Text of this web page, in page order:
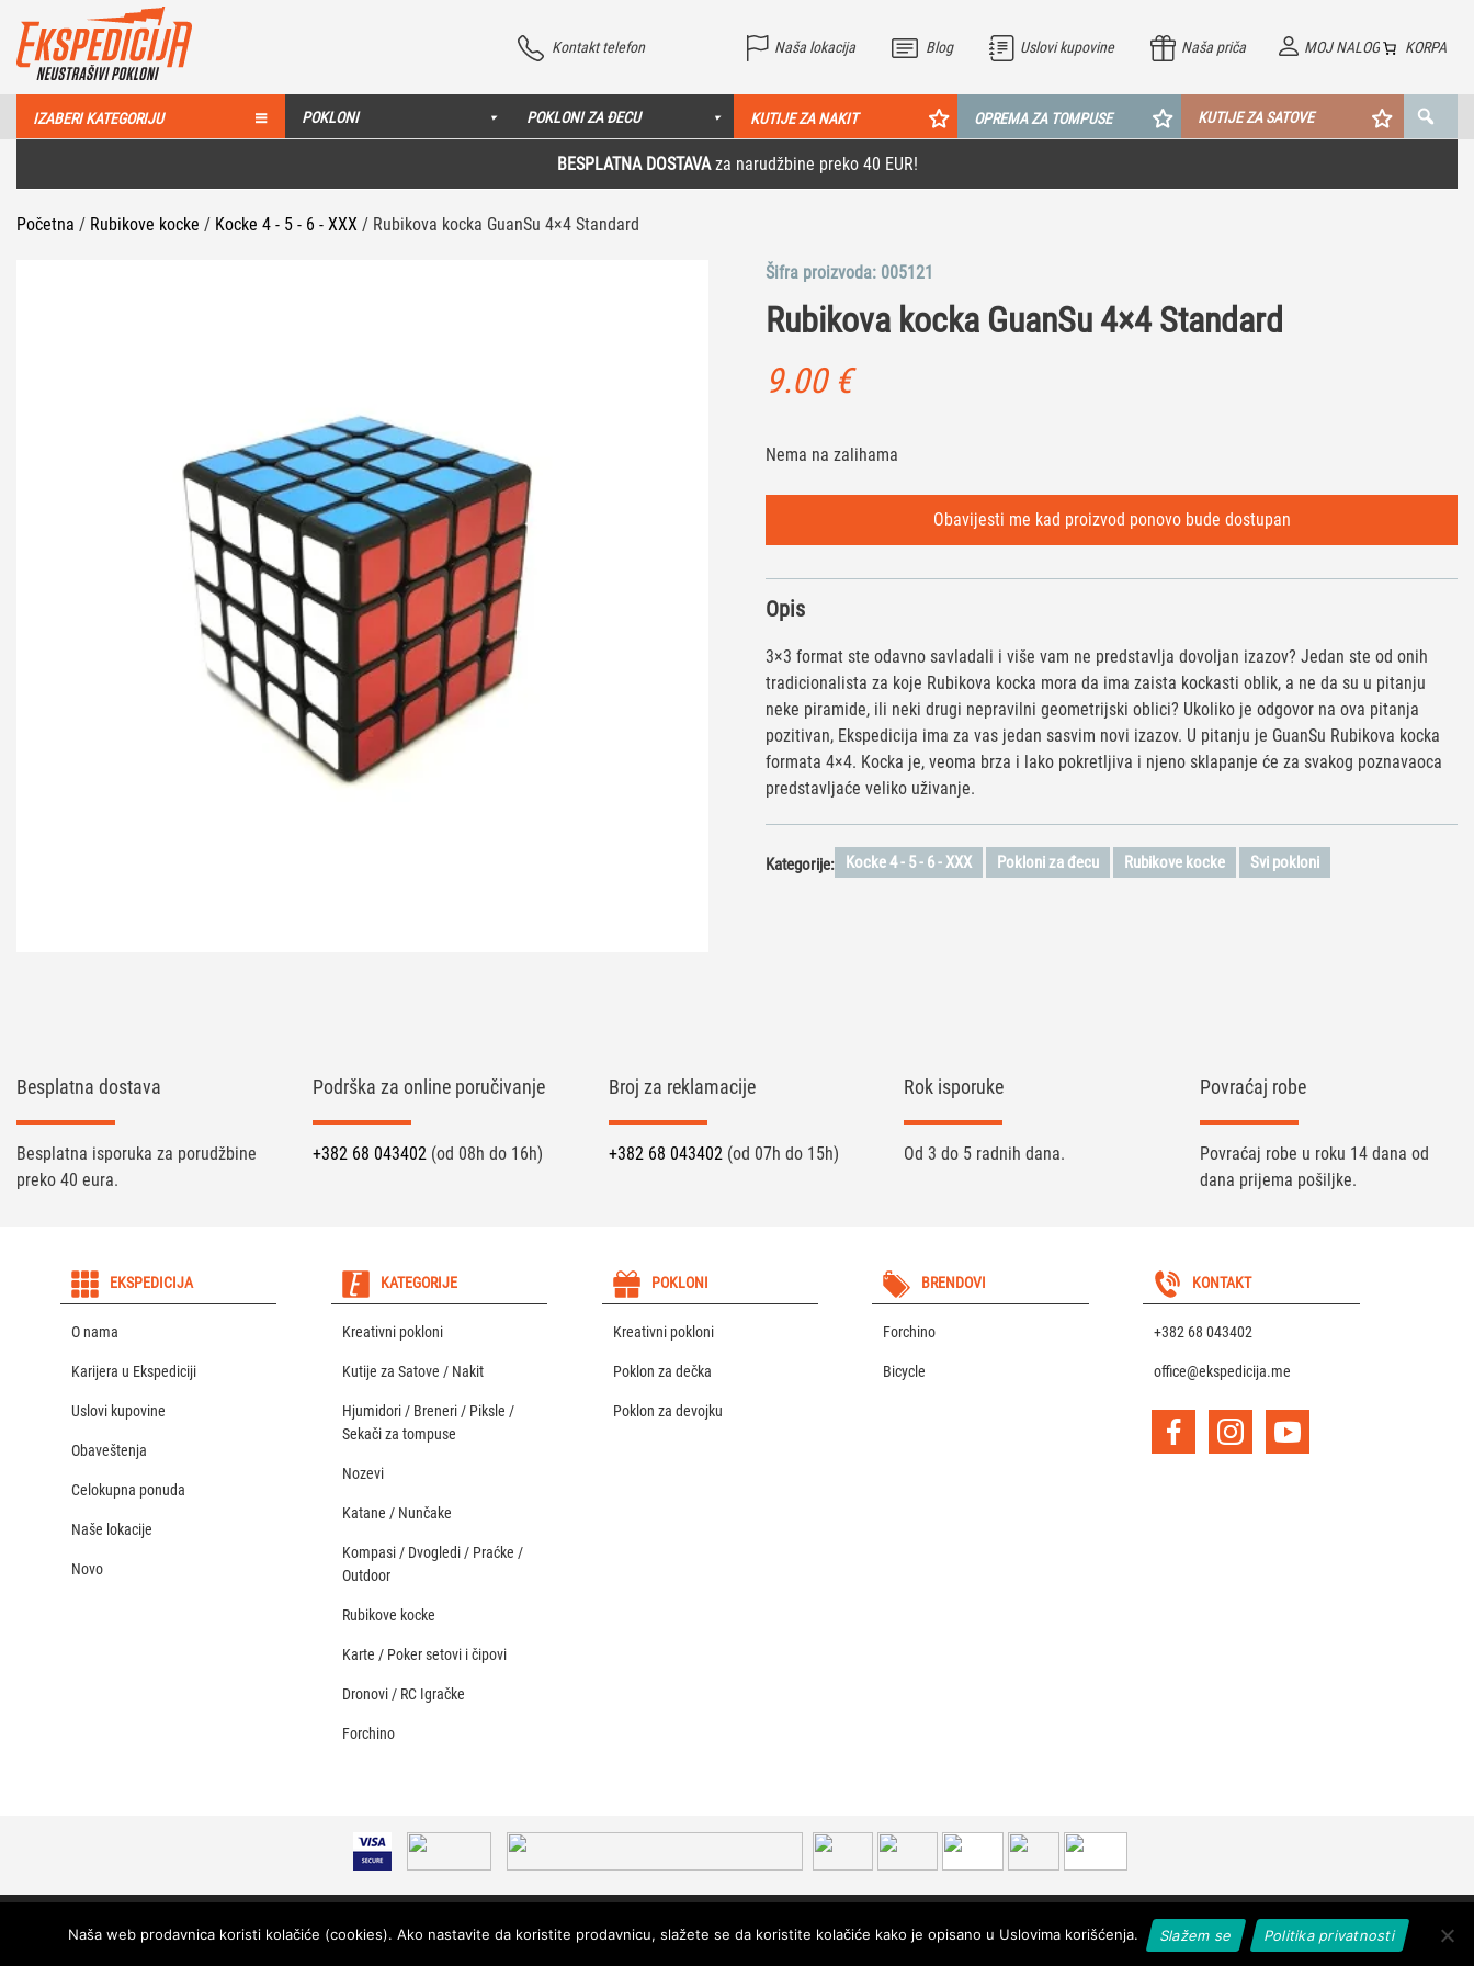
MOJ NALOG KORPA
Kontakt telefon Naša lokacija Blog Uslovi kupovine Naša priča
IZABERI KATEGORIJU POKLONI POKLONI ZA ĐECU KUTIJE ZA NAKIT OPREMA ZA TOMPUSE KUTIJE ZA SATOVE
BESPLATNA DOSTAVAza narudžbine preko 40 EUR!
Početna / Rubikove kocke / Kocke 4 - 5 - 6 - XXX / Rubikova kocka GuanSu 4×4 Standard
Rubikova kocka GuanSu 4×4 Standard
9.00 €
Nema na zalihama
Šifra proizvoda: 005121
Opis
3×3 format ste odavno savladali i više vam ne predstavlja dovoljan izazov? Jedan ste od onih
tradicionalista za koje Rubikova kocka mora da ima zaista kockasti oblik, a ne da su u pitanju
neke piramide, ili neki drugi nepravilni geometrijski oblici? Ukoliko je odgovor na ova pitanja
pozitivan, Ekspedicija ima za vas jedan sasvim novi izazov. U pitanju je GuanSu Rubikova kocka
formata 4×4. Kocka je, veoma brza i lako pokretljiva i njeno sklapanje će za svakog poznavaoca
predstavljaće veliko uživanje.
Kategorije: Kocke 4 - 5 - 6 - XXX Pokloni za đecu Rubikove kocke Svi pokloni
Besplatna dostava
Besplatna isporuka za porudžbine
preko 40 eura.
Podrška za online poručivanje
+382 68 043402 (od 08h do 16h)
Broj za reklamacije
+382 68 043402 (od 07h do 15h)
Rok isporuke
Od 3 do 5 radnih dana.
Povraćaj robe
Povraćaj robe u roku 14 dana od
dana prijema pošiljke.
EKSPEDICIJA
O nama
Karijera u Ekspediciji
Uslovi kupovine
Obaveštenja
Celokupna ponuda
Naše lokacije
Novo
KATEGORIJE
Kreativni pokloni
Kutije za Satove / Nakit
Hjumidori / Breneri / Piksle /
Sekači za tompuse
Nozevi
Katane / Nunčake
Kompasi / Dvogledi / Praćke /
Outdoor
Rubikove kocke
Karte / Poker setovi i čipovi
Dronovi / RC Igračke
Forchino
POKLONI
Kreativni pokloni
Poklon za dečka
Poklon za devojku
BRENDOVI
Forchino
Bicycle
KONTAKT
+382 68 043402
office@ekspedicija.me
© 2026 Ekspedicija - Sva prava zadržana. Designed & developed by
Naša web prodavnica koristi kolačiće (cookies). Ako nastavite da koristite prodavnicu, slažete se da koristite kolačiće kako je opisano u Uslovima korišćenja. Slažem se Politika privatnosti